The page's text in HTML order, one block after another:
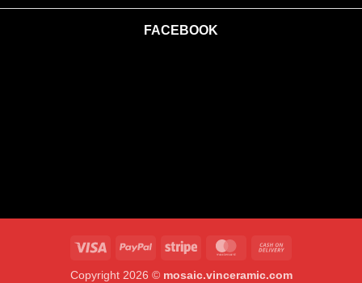
FACEBOOK
Visa PayPal Stripe MasterCard
Copyright 2026 © mosaic.vinceramic.com